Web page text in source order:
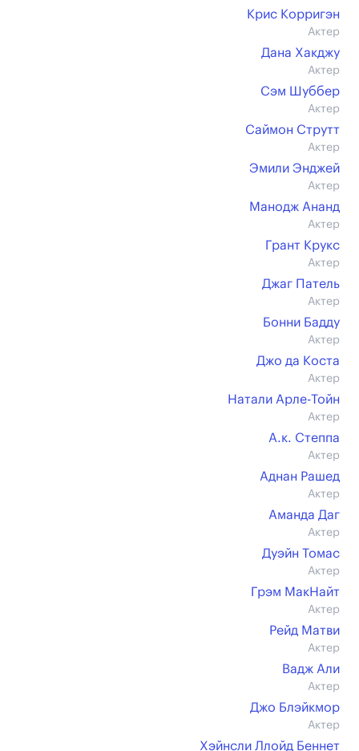
Крис Корригэн
Актер
Дана Хакджу
Актер
Сэм Шуббер
Актер
Саймон Струтт
Актер
Эмили Энджей
Актер
Манодж Ананд
Актер
Грант Крукс
Актер
Джаг Патель
Актер
Бонни Бадду
Актер
Джо да Коста
Актер
Натали Арле-Тойн
Актер
А.к. Степпа
Актер
Аднан Рашед
Актер
Аманда Даг
Актер
Дуэйн Томас
Актер
Грэм МакНайт
Актер
Рейд Матви
Актер
Вадж Али
Актер
Джо Блэйкмор
Актер
Хэйнсли Ллойд Беннет